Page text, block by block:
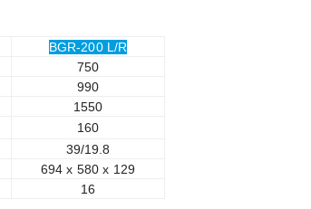
BGR-200 L/R
750
990
1550
160
39/19.8
694 x 580 x 129
16